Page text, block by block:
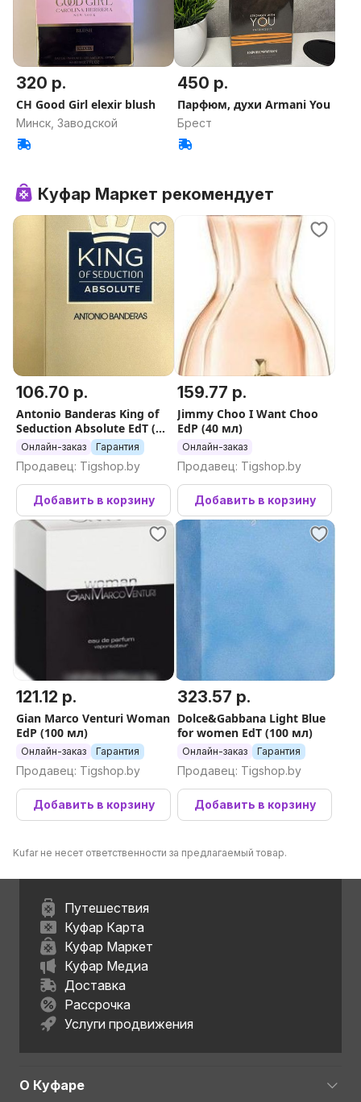
320 р.
CH Good Girl elexir blush
Минск, Заводской
450 р.
Парфюм, духи Armani You
Брест
Куфар Маркет рекомендует
106.70 р.
Antonio Banderas King of
Seduction Absolute EdT (50
мл)
Онлайн-заказ Гарантия
Продавец: Tigshop.by
Добавить в корзину
159.77 р.
Jimmy Choo I Want Choo
EdP (40 мл)
Онлайн-заказ
Продавец: Tigshop.by
Добавить в корзину
121.12 р.
Gian Marco Venturi Woman
EdP (100 мл)
Онлайн-заказ Гарантия
Продавец: Tigshop.by
Добавить в корзину
323.57 р.
Dolce&Gabbana Light Blue
for women EdT (100 мл)
Онлайн-заказ Гарантия
Продавец: Tigshop.by
Добавить в корзину
Kufar не несет ответственности за предлагаемый товар.
Путешествия
Куфар Карта
Куфар Маркет
Куфар Медиа
Доставка
Рассрочка
Услуги продвижения
О Куфаре